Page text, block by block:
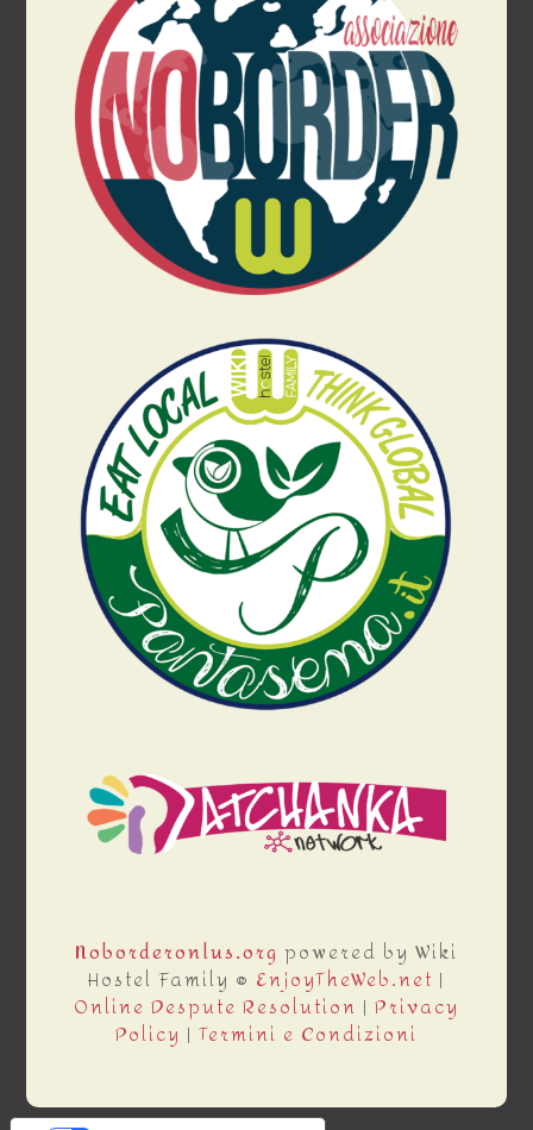
Noborderonlus.org powered by Wiki
Hostel Family ® EnjoyTheWeb.net |
Online Despute Resolution | Privacy
Policy | Termini e Condizioni